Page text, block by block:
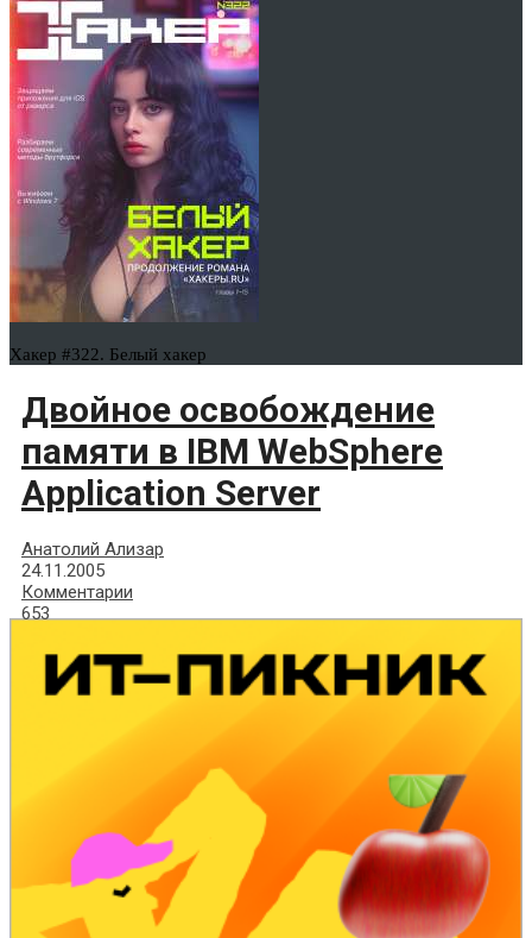
Хакер #322. Белый хакер
Двойное освобождение
памяти в IBM WebSphere
Application Server
Анатолий Ализар
24.11.2005
Комментарии
653